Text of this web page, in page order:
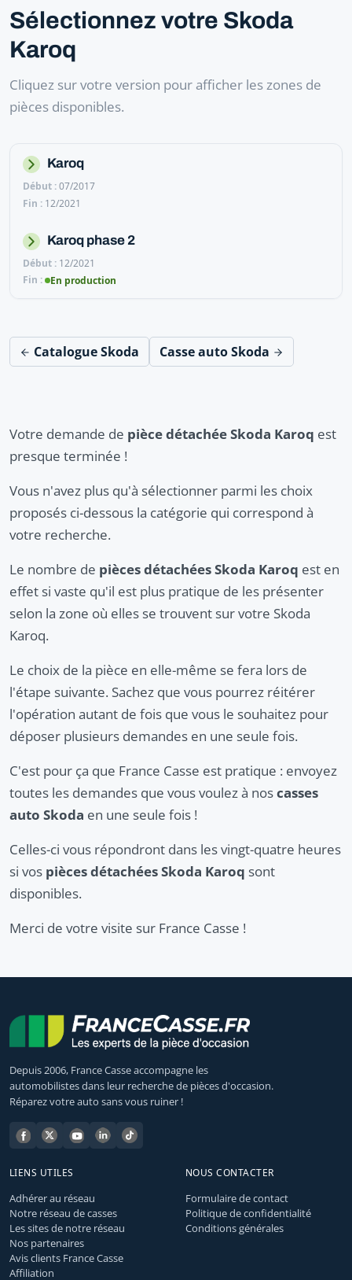
Sélectionnez votre Skoda
Karoq
Cliquez sur votre version pour afficher les zones de
pièces disponibles.
Karoq
07/2017
12/2021
Karoq phase 2
12/2021
En production
Catalogue Skoda Casse auto Skoda
Votre demande de pièce détachée Skoda Karoq est
presque terminée !
Vous n'avez plus qu'à sélectionner parmi les choix
proposés ci-dessous la catégorie qui correspond à
votre recherche.
Le nombre de pièces détachées Skoda Karoq est en
effet si vaste qu'il est plus pratique de les présenter
selon la zone où elles se trouvent sur votre Skoda
Karoq.
Le choix de la pièce en elle-même se fera lors de
l'étape suivante. Sachez que vous pourrez réitérer
l'opération autant de fois que vous le souhaitez pour
déposer plusieurs demandes en une seule fois.
C'est pour ça que France Casse est pratique : envoyez
toutes les demandes que vous voulez à noscasses
auto Skoda en une seule fois !
Celles-ci vous répondront dans les vingt-quatre heures
si vos pièces détachées Skoda Karoq sont
disponibles.
Merci de votre visite sur France Casse !
Depuis 2006, France Casse accompagne les
automobilistes dans leur recherche de pièces d'occasion.
Réparez votre auto sans vous ruiner !
LIENS UTILES
Adhérer au réseau
Notre réseau de casses
Les sites de notre réseau
Nos partenaires
Avis clients France Casse
Affiliation
NOUS CONTACTER
Formulaire de contact
Politique de confidentialité
Conditions générales